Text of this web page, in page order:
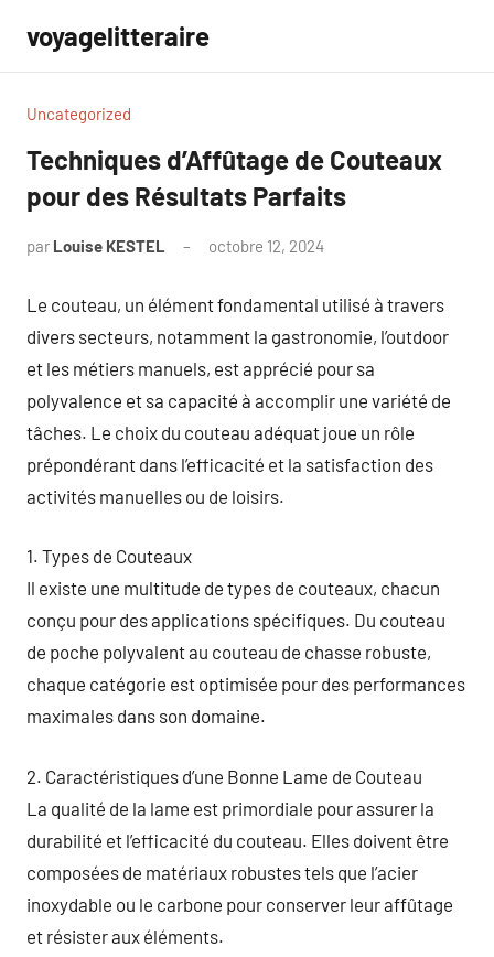
contenu
voyagelitteraire
Uncategorized
Techniques d’Affûtage de Couteaux
pour des Résultats Parfaits
par Louise KESTEL octobre 12, 2024
Le couteau, un élément fondamental utilisé à travers
divers secteurs, notamment la gastronomie, l’outdoor
et les métiers manuels, est apprécié pour sa
polyvalence et sa capacité à accomplir une variété de
tâches. Le choix du couteau adéquat joue un rôle
prépondérant dans l’efficacité et la satisfaction des
activités manuelles ou de loisirs.
1. Types de Couteaux
Il existe une multitude de types de couteaux, chacun
conçu pour des applications spécifiques. Du couteau
de poche polyvalent au couteau de chasse robuste,
chaque catégorie est optimisée pour des performances
maximales dans son domaine.
2. Caractéristiques d’une Bonne Lame de Couteau
La qualité de la lame est primordiale pour assurer la
durabilité et l’efficacité du couteau. Elles doivent être
composées de matériaux robustes tels que l’acier
inoxydable ou le carbone pour conserver leur affûtage
et résister aux éléments.